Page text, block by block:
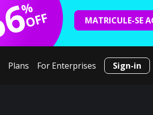
%
OFF MATRICULE-SE
Plans For Enterprises Sign-in